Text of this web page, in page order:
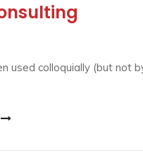
used colloquially (but not